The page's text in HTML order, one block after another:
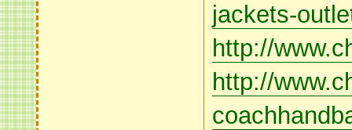
jackets-
http://
http://